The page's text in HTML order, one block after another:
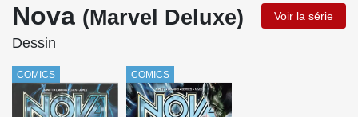
Nova (Marvel Deluxe) Voir la série
Dessin
COMICS COMICS